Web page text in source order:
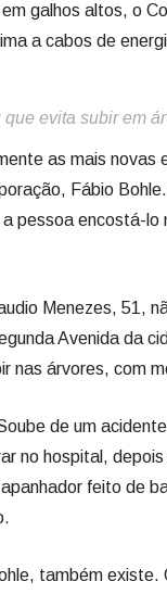
galhos altos, o
a cabos de
evita subir em
as mais novas
Fábio
pessoa encostá-lo
Menezes, 51,
Avenida da
nas árvores, com
de um
no hospital,
feito de
também existe.